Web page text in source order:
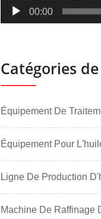
00:00
Catégories
Équipement De
Équipement Pour
Ligne De Production
Machine De Raffinage